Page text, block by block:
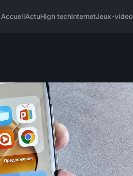
AccueilActuHigh techInternetJeux-video